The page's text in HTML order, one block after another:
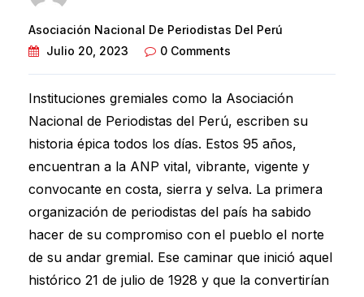
Asociación Nacional De Periodistas Del Perú
Julio 20, 2023
0 Comments
Instituciones gremiales como la Asociación
Nacional de Periodistas del Perú, escriben su
historia épica todos los días. Estos 95 años,
encuentran a la ANP vital, vibrante, vigente y
convocante en costa, sierra y selva. La primera
organización de periodistas del país ha sabido
hacer de su compromiso con el pueblo el norte
de su andar gremial. Ese caminar que inició aquel
histórico 21 de julio de 1928 y que la convertirían